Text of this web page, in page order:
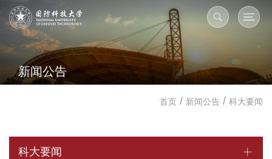
新闻公告
首页 / 新闻公告 / 科大要闻
科大要闻